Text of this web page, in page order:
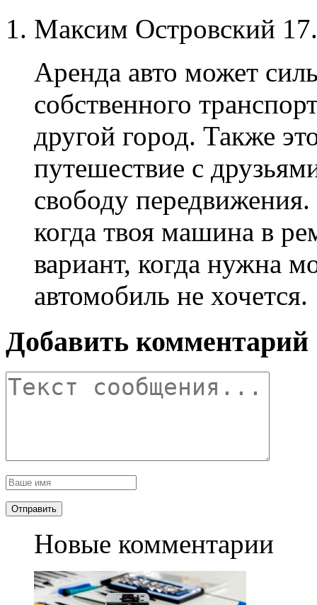
Максим Островский
Аренда авто может
собственного
другой город. Также
путешествие с
свободу
когда твоя машина в
вариант, когда нужна
автомобиль не хочется.
Добавить комментарий
Новые комментарии